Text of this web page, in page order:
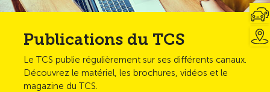
Publications du TCS
Le TCS publie régulièrement sur ses différents canaux.
Découvrez le matériel, les brochures, vidéos et le
magazine du TCS.